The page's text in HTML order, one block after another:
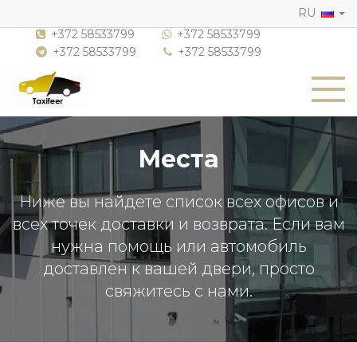
RU
+372 58533799
+372 58533799
+372 58533799
+372 58533799
Места
Ниже вы найдете список всех офисов и
всех точек доставки и возврата. Если вам
нужна помощь или автомобиль
доставлен к вашей двери, просто
свяжитесь с нами.